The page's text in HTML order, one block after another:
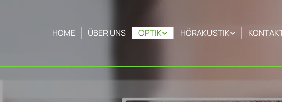
HOME ÜBER UNS OPTIK HÖRAKUSTIK